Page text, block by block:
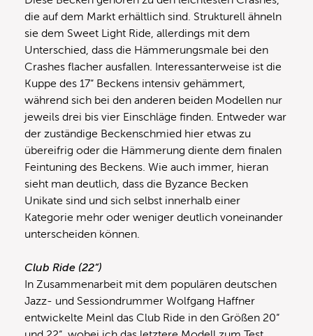
die auf dem Markt erhältlich sind. Strukturell ähneln
sie dem Sweet Light Ride, allerdings mit dem
Unterschied, dass die Hämmerungsmale bei den
Crashes flacher ausfallen. Interessanterweise ist die
Kuppe des 17“ Beckens intensiv gehämmert,
während sich bei den anderen beiden Modellen nur
jeweils drei bis vier Einschläge finden. Entweder war
der zuständige Beckenschmied hier etwas zu
übereifrig oder die Hämmerung diente dem finalen
Feintuning des Beckens. Wie auch immer, hieran
sieht man deutlich, dass die Byzance Becken
Unikate sind und sich selbst innerhalb einer
Kategorie mehr oder weniger deutlich voneinander
unterscheiden können.
Club Ride (22“)
In Zusammenarbeit mit dem populären deutschen
Jazz- und Sessiondrummer Wolfgang Haffner
entwickelte Meinl das Club Ride in den Größen 20“